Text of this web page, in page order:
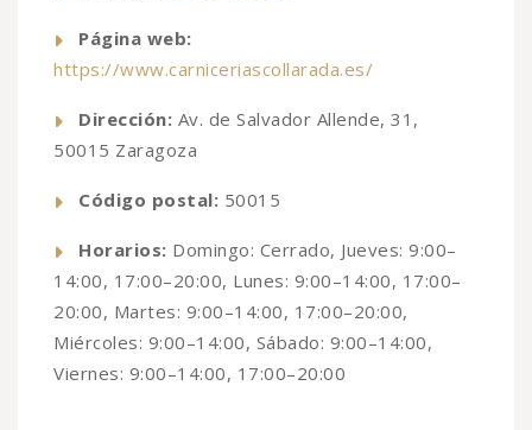
Página web:
https://www.carniceriascollarada.es/
Dirección: Av. de Salvador Allende, 31,
50015 Zaragoza
Código postal: 50015
Horarios: Domingo: Cerrado, Jueves: 9:00–
14:00, 17:00–20:00, Lunes: 9:00–14:00, 17:00–
20:00, Martes: 9:00–14:00, 17:00–20:00,
Miércoles: 9:00–14:00, Sábado: 9:00–14:00,
Viernes: 9:00–14:00, 17:00–20:00